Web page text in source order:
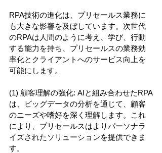
RPA技術の進化は、プリセールス業務に
も大きな影響を及ぼしています。次世代
のRPAは人間のように考え、学び、行動
する能力を持ち、プリセールスの業務効
率化とクライアントへのサービス向上を
可能にします。
(1) 顧客理解の強化: AIと組み合わせたRPA
は、ビッグデータの分析を通じて、顧客
のニーズや嗜好を深く理解します。これ
により、プリセールスはよりパーソナラ
イズされたソリューションを提供できま
す。